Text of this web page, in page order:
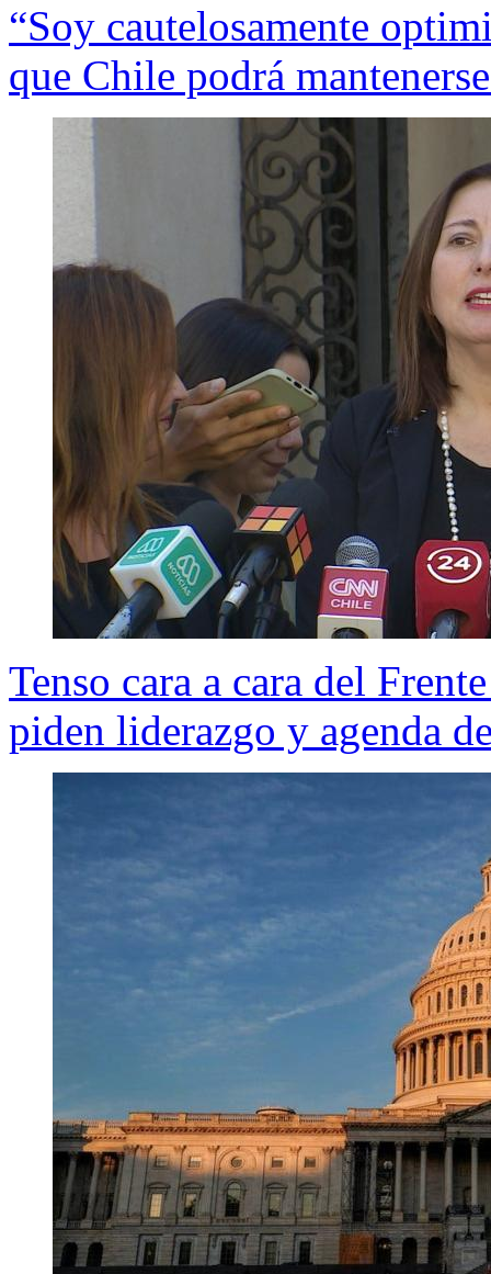
“Soy cautelosamente
que Chile podrá
Tenso cara a cara del
piden liderazgo y agenda